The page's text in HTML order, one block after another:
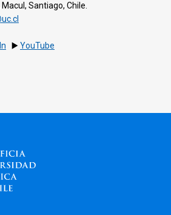
Santiago, Chile.
▶️YouTube